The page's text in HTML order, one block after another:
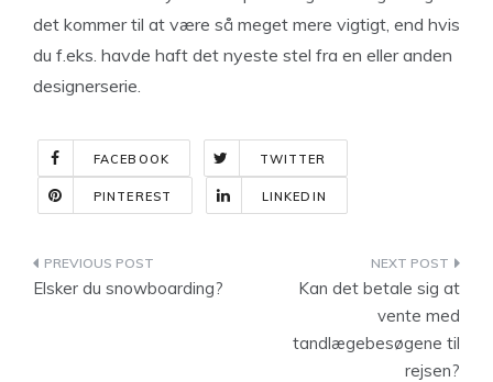
det kommer til at være så meget mere vigtigt, end hvis
du f.eks. havde haft det nyeste stel fra en eller anden
designerserie.
FACEBOOK TWITTER
PINTEREST LINKEDIN
Indlægsnavigation
Elsker du snowboarding?
Kan det betale sig at
vente med
tandlægebesøgene til
rejsen?